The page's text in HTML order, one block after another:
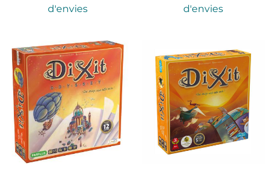
d'envies
d'envies